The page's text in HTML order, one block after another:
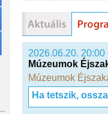
2026.06.20. 20:00
Múzeumok
Múzeumok
Ha tetszik,